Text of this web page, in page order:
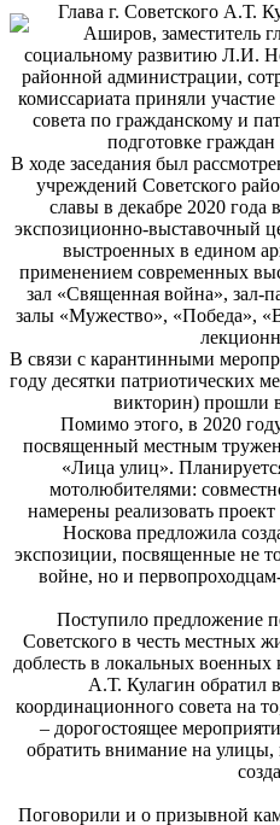
Глава г. Советского А.Т.
Аширов, заместитель
социальному развитию Л.И.
районной администрации,
комиссариата приняли
совета по гражданскому и
подготовке
В ходе заседания был
учреждений Советского
славы в декабре 2020 года
экспозиционно-выставочный
выстроенных в едином
применением современных
зал «Священная война», зал-
залы «Мужество», «Победа»,
В связи с карантинными
году десятки патриотических
викторин) прошли
Помимо этого, в 2020
посвященный местным
«Лица улиц».
мотолюбителями:
намерены реализовать
Носкова предложила
экспозиции, посвященные не
войне, но и
Поступило предложение
Советского в честь местных
доблесть в локальных военных
А.Т. Кулагин обратил
координационного совета на
– дорогостоящее
обратить внимание на улицы,
Поговорили и о призывной